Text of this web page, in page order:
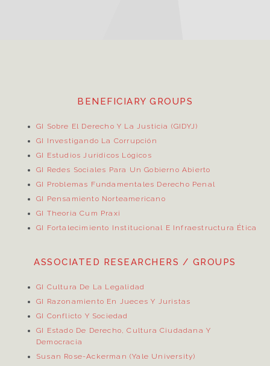
BENEFICIARY GROUPS
GI Sobre El Derecho Y La Justicia (GIDYJ)
GI Investigando La Corrupción
GI Estudios Jurídicos Lógicos
GI Redes Sociales Para Un Gobierno Abierto
GI Problemas Fundamentales Derecho Penal
GI Pensamiento Norteamericano
GI Theoria Cum Praxi
GI Fortalecimiento Institucional E Infraestructura Ética
ASSOCIATED RESEARCHERS / GROUPS
GI Cultura De La Legalidad
GI Razonamiento En Jueces Y Juristas
GI Conflicto Y Sociedad
GI Estado De Derecho, Cultura Ciudadana Y
Democracia
Susan Rose-Ackerman (Yale University)